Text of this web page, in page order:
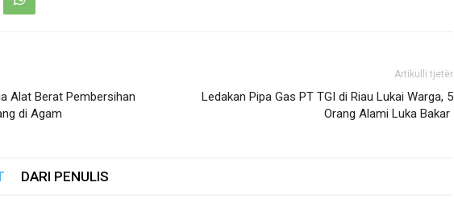
Alat Berat Pembersihan
di Agam
Artikulli tjetër
Ledakan Pipa Gas PT TGI di Riau Lukai Warga, 5
Orang Alami Luka Bakar
DARI PENULIS